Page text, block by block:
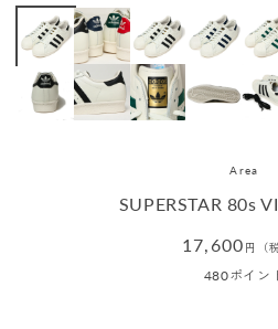
Area
SUPERSTAR 80s
通
17,600 円（
480ポイン